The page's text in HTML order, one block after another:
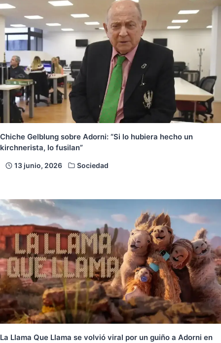
Chiche Gelblung sobre Adorni: “Si lo hubiera hecho un
kirchnerista, lo fusilan”
13 junio, 2026 Sociedad
La Llama Que Llama se volvió viral por un guiño a Adorni en